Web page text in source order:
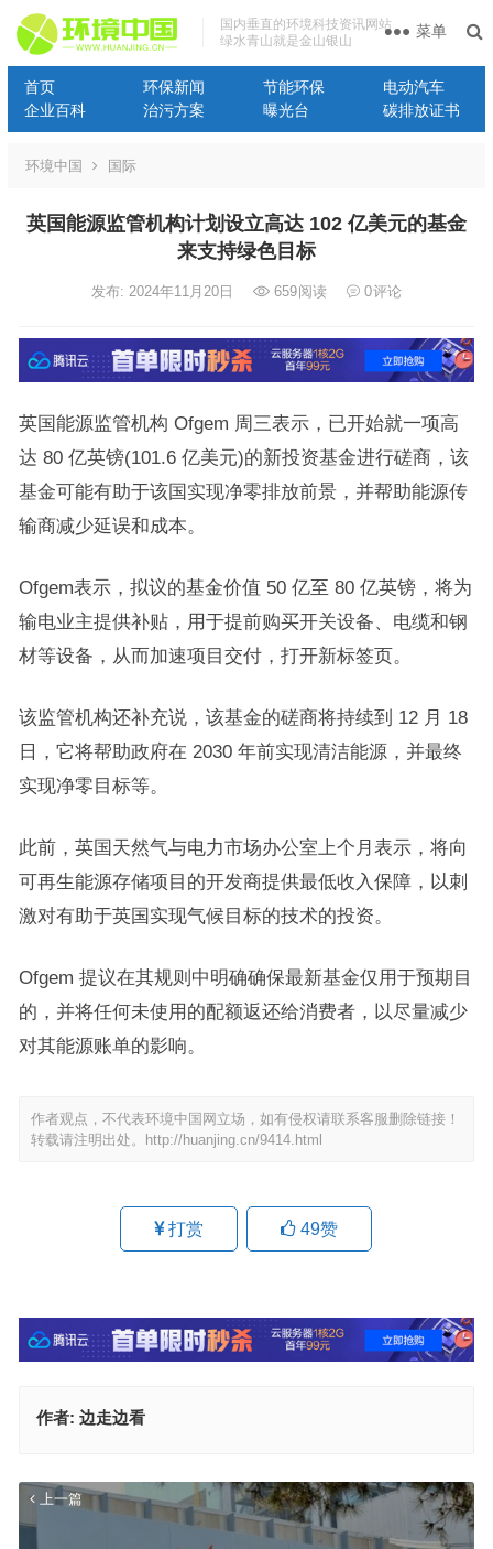
国内垂直的环境科技资讯网站
绿水青山就是金山银山
首页 环保新闻 节能环保
电动汽车
企业百科
治污方案 曝光台 碳排放证书
菜单
环境中国 国际
英国能源监管机构计划设立高达 102 亿美元的基金
来支持绿色目标
发布: 2024年11月20日 659阅读 0评论
英国能源监管机构 Ofgem 周三表示，已开始就一项高
达 80 亿英镑(101.6 亿美元)的新投资基金进行磋商，该
基金可能有助于该国实现净零排放前景，并帮助能源传
输商减少延误和成本。
Ofgem表示，拟议的基金价值 50 亿至 80 亿英镑，将为
输电业主提供补贴，用于提前购买开关设备、电缆和钢
材等设备，从而加速项目交付，打开新标签页。
该监管机构还补充说，该基金的磋商将持续到 12 月 18
日，它将帮助政府在 2030 年前实现清洁能源，并最终
实现净零目标等。
此前，英国天然气与电力市场办公室上个月表示，将向
可再生能源存储项目的开发商提供最低收入保障，以刺
激对有助于英国实现气候目标的技术的投资。
Ofgem 提议在其规则中明确确保最新基金仅用于预期目
的，并将任何未使用的配额返还给消费者，以尽量减少
对其能源账单的影响。
作者观点，不代表环境中国网立场，如有侵权请联系客服删除链接！
转载请注明出处。
http://huanjing.cn/9414.html
打赏 49赞
作者: 边走边看
上一篇